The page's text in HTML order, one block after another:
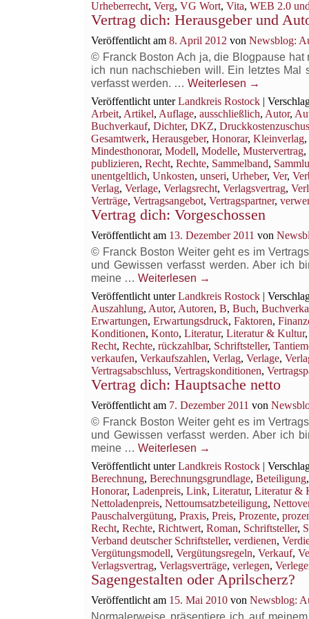
Urheberrecht, Verg, VG Wort, Vita, WEB 2.0
Vertrag dich: Herausgeber und
Veröffentlicht am 8. April 2012 von Newsblog:
© Franck Boston Ach ja, die Blogpause
ich nun nachschieben will. Ein letztes Mal
verfasst werden. … Weiterlesen →
Veröffentlicht unter Landkreis Rostock |
Arbeit, Artikel, Auflage, ausschließlich, Autor,
Buchverkauf, Dichter, DKZ,
Gesamtwerk, Herausgeber, Honorar, Kleinverlag,
Mindesthonorar, Modell, Modelle, Mustervertrag,
publizieren, Recht, Rechte, Sammelband,
unentgeltlich, Unkosten, unseri, Urheber, Ver,
Verlag, Verlage, Verlagsrecht, Verlagsvertrag,
Verträge, Vertragsangebot, Vertragspartner,
Vertrag dich: Vorgeschossen
Veröffentlicht am 13. Dezember 2011 von
© Franck Boston Weiter geht es im
und Gewissen verfasst werden. Aber ich
meine … Weiterlesen →
Veröffentlicht unter Landkreis Rostock |
Auszahlung, Autor, Autoren, B, Buch,
Erwartungen, Erwartungsdruck, Faktoren,
Konditionen, Konto, Literatur, Literatur & Kultur
Recht, Rechte, rückzahlbar, Schriftsteller,
verkaufen, Verkaufszahlen, Verlag, Verlage,
Vertragsabschluss, Vertragskonditionen,
Vertrag dich: Hauptsache netto
Veröffentlicht am 7. Dezember 2011 von
© Franck Boston Weiter geht es im
und Gewissen verfasst werden. Aber ich
meine … Weiterlesen →
Veröffentlicht unter Landkreis Rostock |
Berechnung, Berechnungsgrundlage, Beteiligung
Honorar, Ladenpreis, Link, Literatur, Literatur &
Nettoladenpreis, Nettoumsatzbeteiligung,
Pauschalvergütung, Praxis, Preis, Prozente,
Recht, Rechte, Richtwert, Roman, Schriftsteller,
Verband deutscher Schriftsteller, verdienen,
Vergütungsmodell, Vergütungsregeln, Verkauf,
Verlagsvertrag, Verlagsverträge, verlegen,
Sagengestalten oder Aprilscherz?
Veröffentlicht am 15. Mai 2010 von Newsblog:
Normalerweise präsentiere ich auf